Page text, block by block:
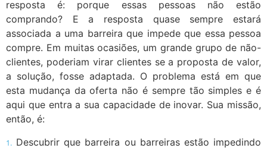
resposta é: porque essas pessoas não estão
comprando? E a resposta quase sempre estará
associada a uma barreira que impede que essa pessoa
compre. Em muitas ocasiões, um grande grupo de não-
clientes, poderiam virar clientes se a proposta de valor,
a solução, fosse adaptada. O problema está em que
esta mudança da oferta não é sempre tão simples e é
aqui que entra a sua capacidade de inovar. Sua missão,
então, é:
1. Descubrir que barreira ou barreiras estão impedindo